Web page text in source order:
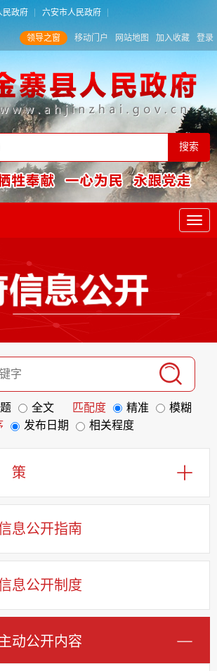
民政府 六安市人民政府
领导之窗 移动门户 网站地图 加入收藏 登录
全文 匹配度 精准
模糊
发布日期 相关程度
息公开指南
息公开制度
动公开内容